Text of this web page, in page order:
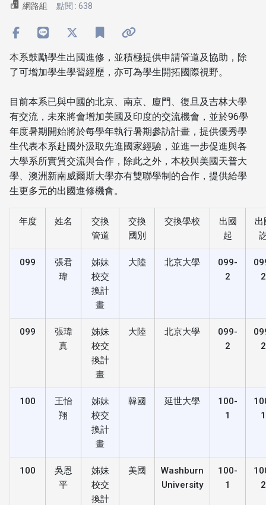
網路組 點閱 : 638
本系鼓勵學生出國進修，並積極提供申請管道及協助，除
了可增加學生學習經歷，亦可為學生開拓國際視野。
目前本系已與中國的北京、南京、廈門、復旦及吉林大學
有交流，未來將會增加美國及印度的交流機會，並於96學
年度暑期開始將於每學年執行暑期參訪計畫，提供優秀學
生代表本系赴國外汲取先進國家經驗，並進一步促進與各
大學系所實質交流與合作，除此之外，本校與美國天普大
學、澳洲新南威爾斯大學亦有雙聯學制的合作，提供給學
生更多元的出國進修機會。
年度 姓名
交換
管道
交換
國別
交換學校
出國
起
出
099
張君
瑋
姊妹
校交
換計
畫
大陸 北京大學
099-
2
2
099
張瑋
真
姊妹
校交
換計
畫
大陸 北京大學
099-
2
2
100
王怡
翔
姊妹
校交
換計
畫
韓國 延世大學
100-
1
1
100
吳恩
平
姊妹
校交
換計
美國
Washburn
University
100-
1
2